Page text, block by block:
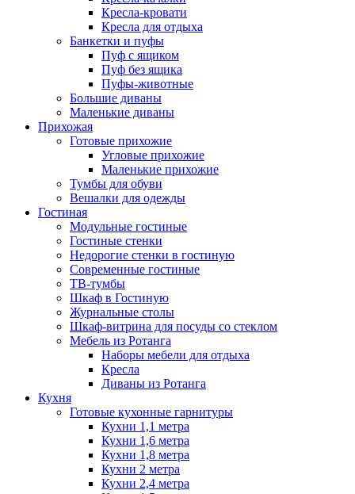
Кресла-кровати
Кресла для отдыха
Банкетки и пуфы
Пуф с ящиком
Пуф без ящика
Пуфы-животные
Большие диваны
Маленькие диваны
Прихожая
Готовые прихожие
Угловые прихожие
Маленькие прихожие
Тумбы для обуви
Вешалки для одежды
Гостиная
Модульные гостиные
Гостиные стенки
Недорогие стенки в гостиную
Современные гостиные
ТВ-тумбы
Шкаф в Гостиную
Журнальные столы
Шкаф-витрина для посуды со стеклом
Мебель из Ротанга
Наборы мебели для отдыха
Кресла
Диваны из Ротанга
Кухня
Готовые кухонные гарнитуры
Кухни 1,1 метра
Кухни 1,6 метра
Кухни 1,8 метра
Кухни 2 метра
Кухни 2,4 метра